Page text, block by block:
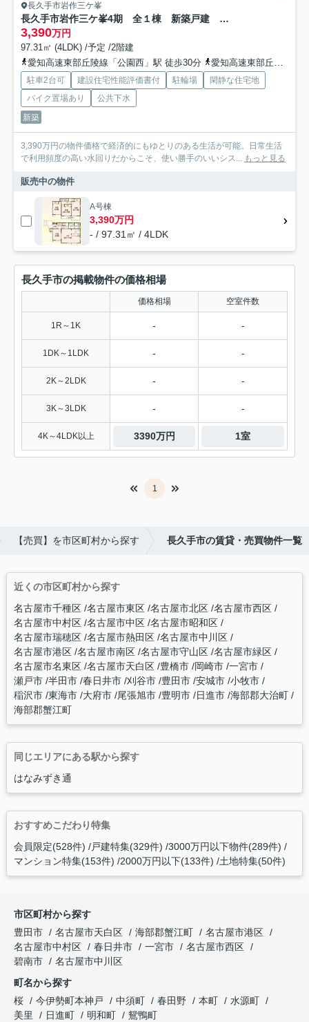
長久手市岩作三ケ峯
長久手市岩作三ケ峯4期 全１棟 新築戸建 A号棟
3,390万円
97.31㎡ (4LDK) /予定 /2階建
愛知高速東部丘陵線「公園西」駅 徒歩30分
愛知高速東部丘陵線「愛・地球博記念公園」駅 徒歩39分
駐車2台可 建設住宅性能評価書付 駐輪場
閑静な住宅地
バイク置場あり
公共下水
新築
3,390万円の物件価格で経済的にもゆとりのある生活が可能。日常生活
で利用頻度の高い水回りだからこそ、使い勝手のいいシス... もっと見る
販売中の物件
A号棟
3,390万円
- / 97.31㎡ / 4LDK
長久手市の掲載物件の価格相場
価格相場 空室件数
1R～1K - -
1DK～1LDK - -
2K～2LDK - -
3K～3LDK - -
4K～4LDK以上 3390万円 1室
1
【売買】を市区町村から探す 長久手市の賃貸・売買物件一覧
近くの市区町村から探す
名古屋市千種区 名古屋市東区 名古屋市北区 名古屋市西区
名古屋市中村区 名古屋市中区 名古屋市昭和区
名古屋市瑞穂区 名古屋市熱田区 名古屋市中川区
名古屋市港区 名古屋市南区 名古屋市守山区 名古屋市緑区
名古屋市名東区 名古屋市天白区 豊橋市 岡崎市 一宮市
瀬戸市 半田市 春日井市 刈谷市 豊田市 安城市 小牧市
稲沢市 東海市 大府市 尾張旭市 豊明市 日進市 海部郡大治町
海部郡蟹江町
同じエリアにある駅から探す
はなみずき通
おすすめこだわり特集
会員限定(528件) 戸建特集(329件) 3000万円以下物件(289件)
マンション特集(153件) 2000万円以下(133件) 土地特集(50件)
市区町村から探す
豊田市
名古屋市天白区 海部郡蟹江町
名古屋市港区
名古屋市中村区
春日井市 一宮市
名古屋市西区
碧南市
名古屋市中川区
町名から探す
桜
今伊勢町本神戸 中須町 春田野 本町
水源町
美里
日進町 明和町
鴛鴨町